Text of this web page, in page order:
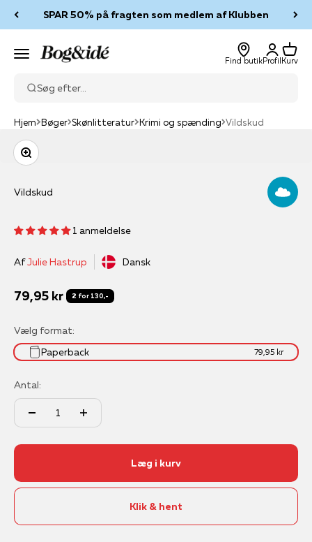
SPAR 50% på fragten som medlem af Klubben
Menu Bog & idé
Find butik
Log ind
Profil
Kurv
Kurv
Søg efter...
Hjem Bøger Skønlitteratur Krimi og spænding Vildskud
Zoom
Vildskud
1 anmeldelse
AfJulie Hastrup Dansk
Salgspris
79,95 kr 2 for 130,-
Vælg format:
Paperback
79,95 kr
Antal:
Læg i kurv
Klik & hent